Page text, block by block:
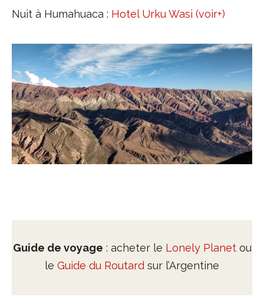
Nuit à Humahuaca : Hotel Urku Wasi (voir+)
Guide de voyage : acheter le Lonely Planetou
le Guide du Routard sur l’Argentine